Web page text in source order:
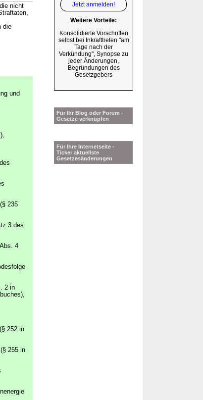
nicht
die
und
235
3 des
4
2 in
252 in
255 in
Jetzt anmelden!
Weitere Vorteile:
Konsolidierte Vorschriften
selbst bei Inkrafttreten "am
Tage nach der
Verkündung", Synopse zu
jeder Änderungen,
Begründungen des
Gesetzgebers
Für Ihr Blog oder Forum -
Gesetze verknüpfen
Für Ihre Internetseite -
Ticker aktuellste
Gesetzesänderungen